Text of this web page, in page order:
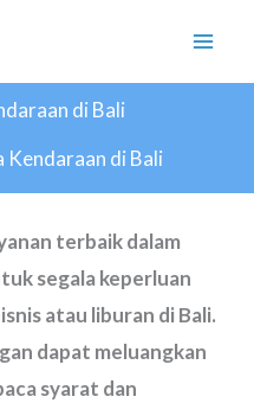
di Bali
Kendaraan di Bali
terbaik dalam
segala keperluan
atau liburan di Bali.
dapat meluangkan
syarat dan